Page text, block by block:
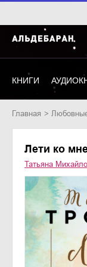
КНИГИ
Главная
Лети ко
Татьяна